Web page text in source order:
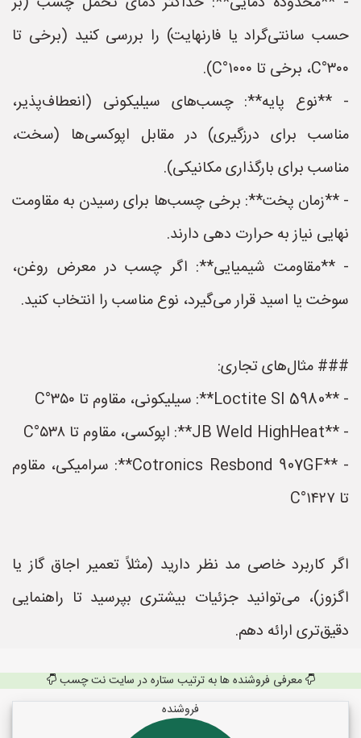
حسب سانتی‌گراد یا فارنهایت) را بررسی کنید (برخی تا
۳۰۰°C، برخی تا ۱۰۰۰°C).
- **نوع پایه**: چسب‌های سیلیکونی (انعطاف‌پذیر،
مناسب برای درزگیری) در مقابل اپوکسی‌ها (سخت،
مناسب برای بارگذاری مکانیکی).
- **زمان پخت**: برخی چسب‌ها برای رسیدن به مقاومت
نهایی نیاز به حرارت دهی دارند.
- **مقاومت شیمیایی**: اگر چسب در معرض روغن،
سوخت یا اسید قرار می‌گیرد، نوع مناسب را انتخاب کنید.
### مثال‌های تجاری:
- **Loctite SI 5980**: سیلیکونی، مقاوم تا ۳۵۰°C
- **JB Weld HighHeat**: اپوکسی، مقاوم تا ۵۳۸°C
- **Cotronics Resbond 907GF**: سرامیکی، مقاوم
تا ۱۴۲۷°C
اگر کاربرد خاصی مد نظر دارید (مثلاً تعمیر اجاق گاز یا
اگزوز)، می‌توانید جزئیات بیشتری بپرسید تا راهنمایی
دقیق‌تری ارائه دهم.
معرفی فروشنده ها به ترتیب ستاره در سایت نت چسب
فروشنده